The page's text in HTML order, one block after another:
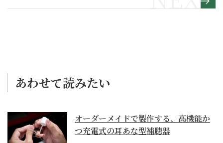
あわせて読みたい
オーダーメイドで製作する、高機能か
つ充電式の耳あな型補聴器